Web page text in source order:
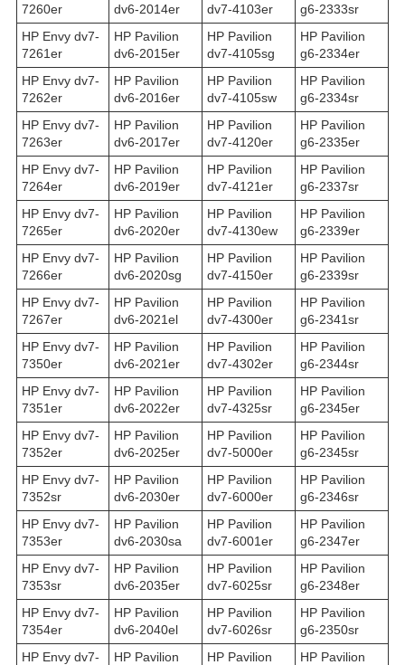
7260er
dv6-2014er
dv7-4103er
g6-2333sr
HP Envy dv7-
7261er
HP Pavilion
dv6-2015er
HP Pavilion
dv7-4105sg
HP Pavilion
g6-2334er
HP Envy dv7-
7262er
HP Pavilion
dv6-2016er
HP Pavilion
dv7-4105sw
HP Pavilion
g6-2334sr
HP Envy dv7-
7263er
HP Pavilion
dv6-2017er
HP Pavilion
dv7-4120er
HP Pavilion
g6-2335er
HP Envy dv7-
7264er
HP Pavilion
dv6-2019er
HP Pavilion
dv7-4121er
HP Pavilion
g6-2337sr
HP Envy dv7-
7265er
HP Pavilion
dv6-2020er
HP Pavilion
dv7-4130ew
HP Pavilion
g6-2339er
HP Envy dv7-
7266er
HP Pavilion
dv6-2020sg
HP Pavilion
dv7-4150er
HP Pavilion
g6-2339sr
HP Envy dv7-
7267er
HP Pavilion
dv6-2021el
HP Pavilion
dv7-4300er
HP Pavilion
g6-2341sr
HP Envy dv7-
7350er
HP Pavilion
dv6-2021er
HP Pavilion
dv7-4302er
HP Pavilion
g6-2344sr
HP Envy dv7-
7351er
HP Pavilion
dv6-2022er
HP Pavilion
dv7-4325sr
HP Pavilion
g6-2345er
HP Envy dv7-
7352er
HP Pavilion
dv6-2025er
HP Pavilion
dv7-5000er
HP Pavilion
g6-2345sr
HP Envy dv7-
7352sr
HP Pavilion
dv6-2030er
HP Pavilion
dv7-6000er
HP Pavilion
g6-2346sr
HP Envy dv7-
7353er
HP Pavilion
dv6-2030sa
HP Pavilion
dv7-6001er
HP Pavilion
g6-2347er
HP Envy dv7-
7353sr
HP Pavilion
dv6-2035er
HP Pavilion
dv7-6025sr
HP Pavilion
g6-2348er
HP Envy dv7-
7354er
HP Pavilion
dv6-2040el
HP Pavilion
dv7-6026sr
HP Pavilion
g6-2350sr
HP Envy dv7-
HP Pavilion
HP Pavilion
HP Pavilion